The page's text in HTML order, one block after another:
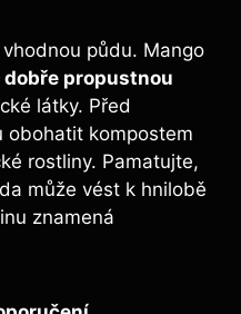
půdu. Mango
propustnou
látky. Před
obohatit kompostem
rostliny. Pamatujte,
může vést k hnilobě
znamená